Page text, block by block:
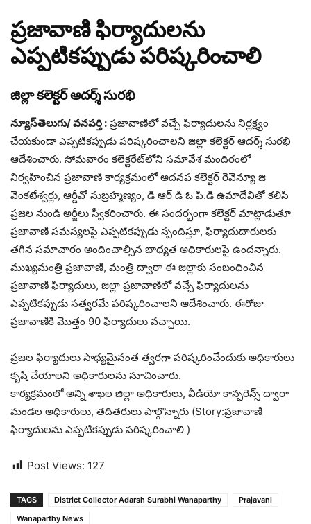
ప్రజావాణి ఫిర్యాదులను
ఎప్పటికప్పుడు పరిష్కరించాలి
జిల్లా కలెక్టర్ ఆదర్శ్ సురభి
న్యూస్‌తెలుగు/ వనపర్తి : ప్రజావాణిలో వచ్చే ఫిర్యాదులను నిర్లక్ష్యం
చేయకుండా ఎప్పటికప్పుడు పరిష్కరించాలని జిల్లా కలెక్టర్ ఆదర్శ్ సురభి
ఆదేశించారు. సోమవారం కలెక్టరేట్‌లోని సమావేశ మందిరంలో
నిర్వహించిన ప్రజావాణి కార్యక్రమంలో అదనప కలెక్టర్ రెవెన్యూ జి
వెంకటేశ్వర్లు, ఆర్డీవో సుబ్రహ్మణ్యం, డి ఆర్ డి ఓ పి.డి ఉమాదేవితో కలిసి
ప్రజల నుండి అర్జీలు స్వీకరించారు. ఈ సందర్భంగా కలెక్టర్ మాట్లాడుతూ
ప్రజావాణి సమస్యలపై ఎప్పటికప్పుడు స్పందిస్తూ, ఫిర్యాదుదారులకు
తగిన సమాచారం అందించాల్సిన బాధ్యత అధికారులపై ఉందన్నారు.
ముఖ్యమంత్రి ప్రజావాణి, మంత్రి ద్వారా ఈ జిల్లాకు సంబంధించిన
ప్రజావాణి ఫిర్యాదులు, జిల్లా ప్రజావాణిలో వచ్చే ఫిర్యాదులను
ఎప్పటికప్పుడు సత్వరమే పరిష్కరించాలని ఆదేశించారు. ఈరోజు
ప్రజావాణికి మొత్తం 90 ఫిర్యాదులు వచ్చాయి.
ప్రజల ఫిర్యాదులు సాధ్యమైనంత త్వరగా పరిష్కరించేందుకు అధికారులు
కృషి చేయాలని అధికారులను సూచించారు.
కార్యక్రమంలో అన్ని శాఖల జిల్లా అధికారులు, వీడియో కాన్ఫరెన్స్ ద్వారా
మండల అధికారులు, తదితరులు పాల్గొన్నారు (Story:ప్రజావాణి
ఫిర్యాదులను ఎప్పటికప్పుడు పరిష్కరించాలి )
Post Views: 127
TAGS District Collector Adarsh ​​Surabhi Wanaparthy
Prajavani
Wanaparthy News